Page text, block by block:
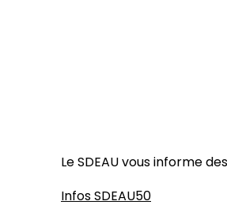
Le SDEAU vous informe
Infos SDEAU50